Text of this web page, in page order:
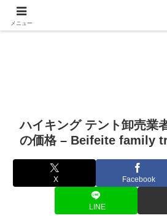
ハイキング テント卸売業
の価格 – Beifeite family
X Facebook
LINE
メニュー